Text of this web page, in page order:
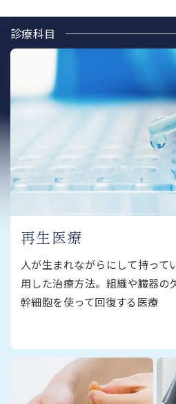
診療科目
再生医療
人が生まれながらにして持って
用した治療方法。組織や臓器の
幹細胞を使って回復する医療